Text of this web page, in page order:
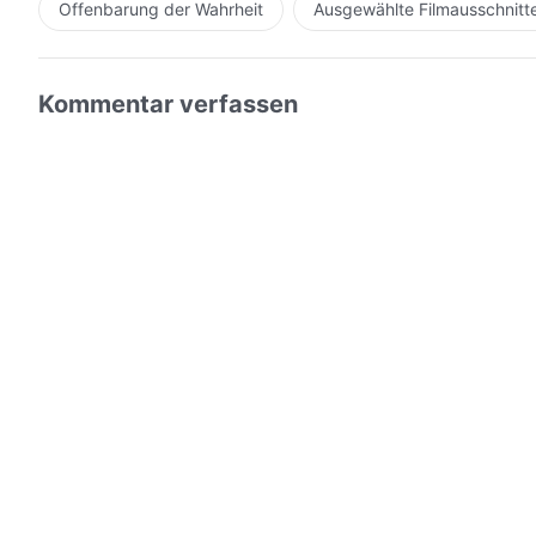
Offenbarung der Wahrheit Ausgewählte
Kommentar verfassen